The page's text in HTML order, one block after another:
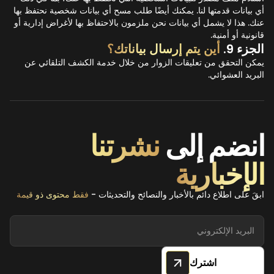
أي بيانات قدمتها لنا. يمكنك أيضًا طلب مسح أي بيانات شخصية نحتفظ بها
عنك. هذا لا يشمل أي بيانات نحن ملزمون بالاحتفاظ بها لأغراض إدارية أو
قانونية أو أمنية.
الجزء 9. أين يتم إرسال بياناتك؟
يمكن التحقق من تعليقات الزوار من خلال خدمة الكشف التلقائي عن
البريد العشوائي.
انضم إلىنشرتنا
الإخبارية
ابقَ على اطلاع دائم بالأخبار والنصائح والتحديثات - فقط محتوى ذو قيمة
اشترك